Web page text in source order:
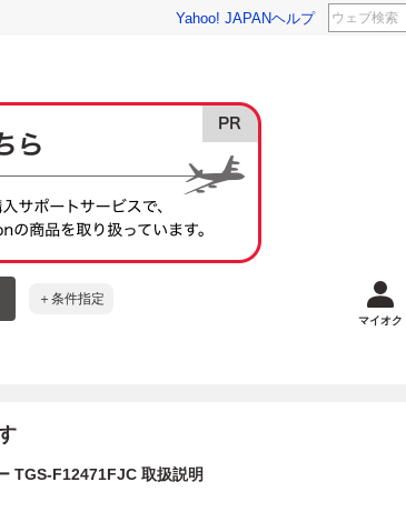
Yahoo! JAPANヘルプ
＋条件指定
マイオク
TGS-F12471FJC 取扱説明